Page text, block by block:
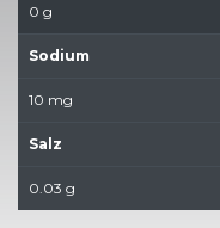
0 g
Sodium
10 mg
Salz
0.03 g